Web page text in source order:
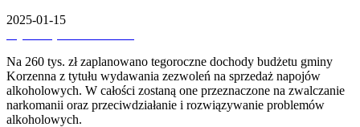
2025-01-15
Na 260 tys. zł zaplanowano tegoroczne dochody budżetu gminy
Korzenna z tytułu wydawania zezwoleń na sprzedaż napojów
alkoholowych. W całości zostaną one przeznaczone na zwalczanie
narkomanii oraz przeciwdziałanie i rozwiązywanie problemów
alkoholowych.